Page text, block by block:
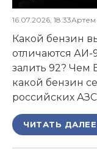
16.07.2026, 18:33Артем
Какой бензин
отличаются АИ-
залить 92? Чем
какой бензин
российских
ЧИТАТЬ